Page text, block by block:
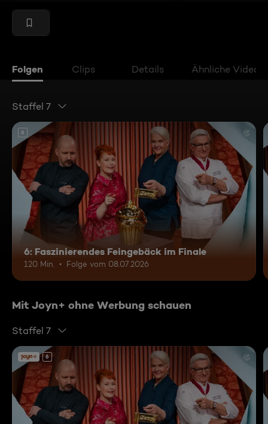
Folgen Clips Details Ähnliche Videos
Staffel 7
6
6: Faszinierendes Feingebäck im Finale
120 Min. Folge vom 08.07.2026
Mit Joyn+ ohne Werbung schauen
Staffel 7
6